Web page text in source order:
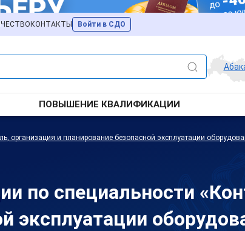
КОНТАКТЫ Войти в СДО
ПОВЫШЕНИЕ КВАЛИФИКАЦИИ
организация и планирование безопасной эксплуатации
по специальности
эксплуатации